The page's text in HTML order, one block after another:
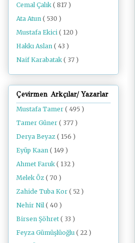
Cemal Çalık( 817 )
Ata Atun ( 530 )
Mustafa Ekici ( 120 )
Hakkı Aslan ( 43 )
Naif Karabatak( 37 )
Çevirmen Arkçılar/ Yazarlar
Mustafa Tamer ( 495 )
Tamer Güner ( 377 )
Derya Beyaz ( 156 )
Eyüp Kaan ( 149 )
Ahmet Faruk ( 132 )
Melek Öz ( 70 )
Zahide Tuba Kor ( 52 )
Nehir Nil ( 40 )
Birsen Şöhret ( 33 )
Feyza Gümüşlüoğlu ( 22 )